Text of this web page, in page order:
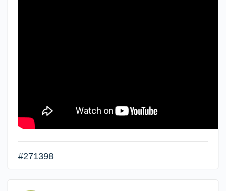
#271398